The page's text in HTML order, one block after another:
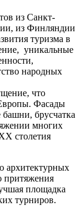
из Санкт-
из Финляндии
туризма в
уникальные
народных
что
Фасады
брусчатка
многих
столетия
архитектурных
притяжения
площадка
турниров.